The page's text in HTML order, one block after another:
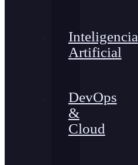
Inteligencia
Artificial
DevOps
&
Cloud